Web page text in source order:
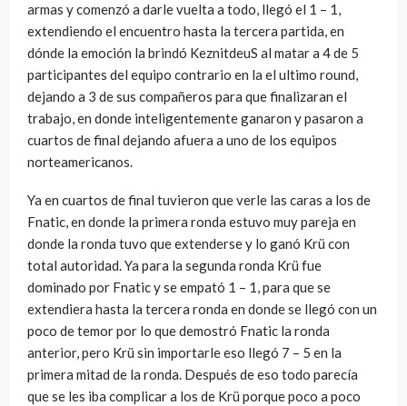
armas y comenzó a darle vuelta a todo, llegó el 1 – 1,
extendiendo el encuentro hasta la tercera partida, en
dónde la emoción la brindó KeznitdeuS al matar a 4 de 5
participantes del equipo contrario en la el ultimo round,
dejando a 3 de sus compañeros para que finalizaran el
trabajo, en donde inteligentemente ganaron y pasaron a
cuartos de final dejando afuera a uno de los equipos
norteamericanos.
Ya en cuartos de final tuvieron que verle las caras a los de
Fnatic, en donde la primera ronda estuvo muy pareja en
donde la ronda tuvo que extenderse y lo ganó Krü con
total autoridad. Ya para la segunda ronda Krü fue
dominado por Fnatic y se empató 1 – 1, para que se
extendiera hasta la tercera ronda en donde se llegó con un
poco de temor por lo que demostró Fnatic la ronda
anterior, pero Krü sin importarle eso llegó 7 – 5 en la
primera mitad de la ronda. Después de eso todo parecía
que se les iba complicar a los de Krü porque poco a poco